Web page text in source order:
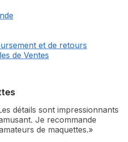
et de retours
de Ventes
détails sont impressionnants
Je recommande
de maquettes.»